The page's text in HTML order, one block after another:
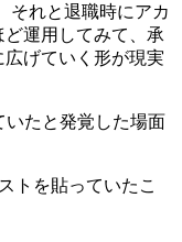
それと退職時にアカ
運用してみて、承
げていく形が現実
たと発覚した場面
トを貼っていたこ